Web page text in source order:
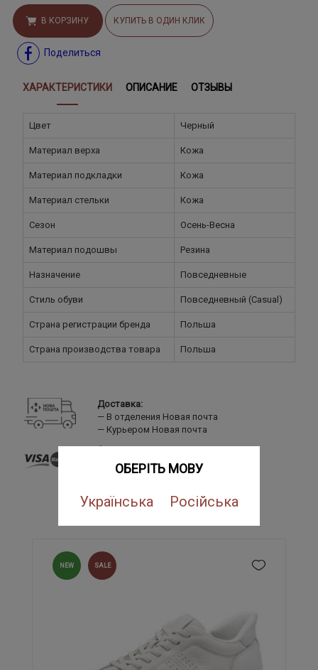
ОБЕРІТЬ МОВУ
Українська Російська
В КОРЗИНУ КУПИТЬ В ОДИН КЛИК
Поделиться
ХАРАКТЕРИСТИКИ ОПИСАНИЕ ОТЗЫВЫ
Цвет Черный
Материал верха Кожа
Материал подкладки Кожа
Материал стельки Кожа
Сезон Осень-Весна
Материал подошвы Резина
Назначение Повседневные
Стиль обуви Повседневный (Casual)
Страна регистрации бренда Польша
Страна производства товара Польша
Доставка:
В отделения Новая почта
Курьером Новая почта
Оплата:
Банковской картой
LiqPay
ПОХОЖИЕ ТОВАРЫ
NEW SALE